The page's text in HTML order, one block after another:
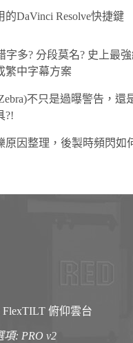
的DaVinci Resolve快捷鍵
字多? 分段莫名? 史上最
繁中字幕方案
不只是過曝警告，還
?!
原因整理，後製時頻閃如
FlexTILT 俯仰雲台
項: PRO v2